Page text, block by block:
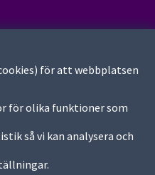
för att webbplatsen
för olika funktioner som
så vi kan analysera och